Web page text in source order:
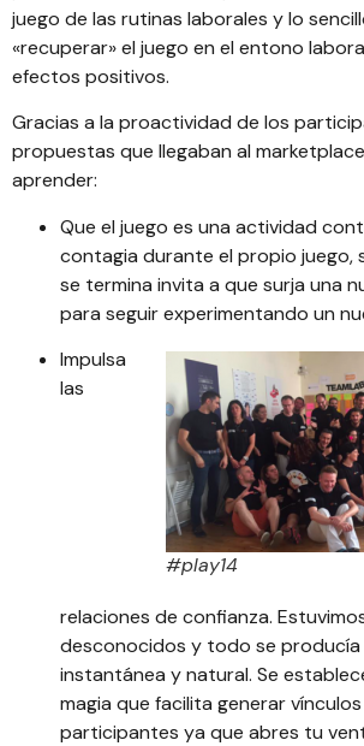
juego de las rutinas laborales y lo
«recuperar» el juego en el entono
efectos positivos.
Gracias a la proactividad de los
propuestas que llegaban al
aprender:
Que el juego es una actividad
contagia durante el propio juego,
se termina invita a que surja una
para seguir experimentando un
#play14
Impulsa
las
relaciones de confianza.
desconocidos y todo se producía
instantánea y natural. Se
magia que facilita generar
participantes ya que abres tu